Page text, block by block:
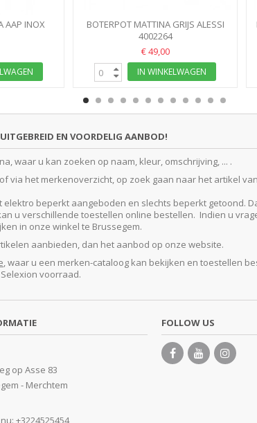
AAP INOX
BOTERPOT MATTINA GRIJS ALESSI
4002264
€ 49,00
IN WINKELWAGEN
EN VOORDELIG AANBOD!
waar u kan zoeken op naam, kleur, omschrijving, ... .
via het merkenoverzicht, op zoek gaan naar het artikel
beperkt aangeboden en slechts beperkt getoond.
u verschillende toestellen online bestellen. Indien u
in onze winkel te Brussegem.
aanbieden, dan het aanbod op onze website.
, waar u een merken-cataloog kan bekijken en toestellen
voorraad.
op Asse 83
- Merchtem
+3224525454
FOLLOW US